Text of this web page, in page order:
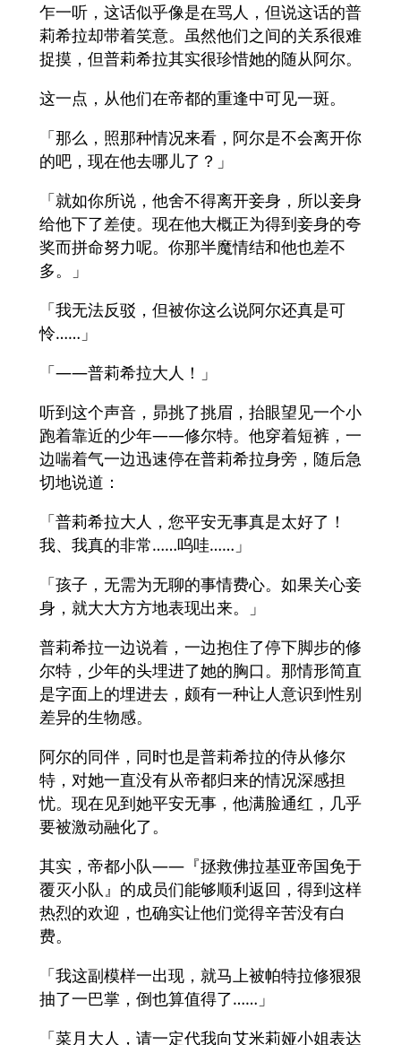
乍一听，这话似乎像是在骂人，但说这话的普
莉希拉却带着笑意。虽然他们之间的关系很难
捉摸，但普莉希拉其实很珍惜她的随从阿尔。
这一点，从他们在帝都的重逢中可见一斑。
「那么，照那种情况来看，阿尔是不会离开你
的吧，现在他去哪儿了？」
「就如你所说，他舍不得离开妾身，所以妾身
给他下了差使。现在他大概正为得到妾身的夸
奖而拼命努力呢。你那半魔情结和他也差不
多。」
「我无法反驳，但被你这么说阿尔还真是可
怜……」
「——普莉希拉大人！」
听到这个声音，昴挑了挑眉，抬眼望见一个小
跑着靠近的少年——修尔特。他穿着短裤，一
边喘着气一边迅速停在普莉希拉身旁，随后急
切地说道：
「普莉希拉大人，您平安无事真是太好了！
我、我真的非常……呜哇……」
「孩子，无需为无聊的事情费心。如果关心妾
身，就大大方方地表现出来。」
普莉希拉一边说着，一边抱住了停下脚步的修
尔特，少年的头埋进了她的胸口。那情形简直
是字面上的埋进去，颇有一种让人意识到性别
差异的生物感。
阿尔的同伴，同时也是普莉希拉的侍从修尔
特，对她一直没有从帝都归来的情况深感担
忧。现在见到她平安无事，他满脸通红，几乎
要被激动融化了。
其实，帝都小队——『拯救佛拉基亚帝国免于
覆灭小队』的成员们能够顺利返回，得到这样
热烈的欢迎，也确实让他们觉得辛苦没有白
费。
「我这副模样一出现，就马上被帕特拉修狠狠
抽了一巴掌，倒也算值得了……」
「菜月大人，请一定代我向艾米莉娅小姐表达